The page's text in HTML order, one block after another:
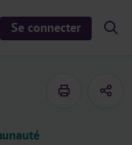
Se connecter
S
i